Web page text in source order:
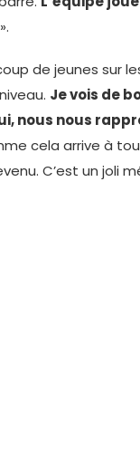
».
de jeunes sur
Je vois de
nous nous
cela arrive à
C’est un joli